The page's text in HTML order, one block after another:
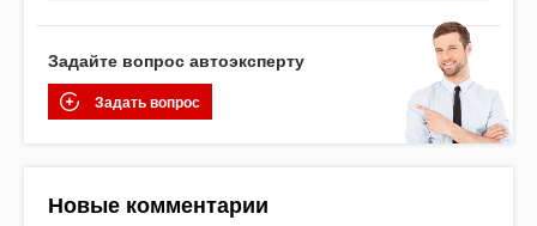
Задайте вопрос автоэксперту
Задать вопрос
Новые комментарии